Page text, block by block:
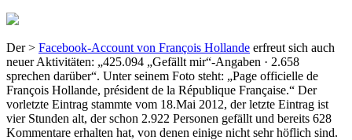
Der > Facebook-Account von François Hollande erfreut sich auch
neuer Aktivitäten: „425.094 „Gefällt mir“-Angaben · 2.658
sprechen darüber“. Unter seinem Foto steht: „Page officielle de
François Hollande, président de la République Française.“ Der
vorletzte Eintrag stammte vom 18.Mai 2012, der letzte Eintrag ist
vier Stunden alt, der schon 2.922 Personen gefällt und bereits 628
Kommentare erhalten hat, von denen einige nicht sehr höflich sind.